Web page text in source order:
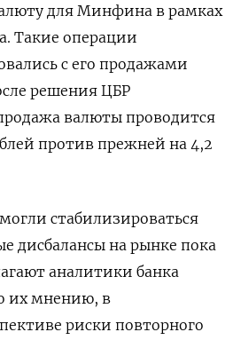
для Минфина в рамках
Такие операции
с его продажами
решения ЦБР
валюты проводится
против прежней на 4,2
стабилизироваться
дисбалансы на рынке пока
аналитики банка
их мнению, в
риски повторного